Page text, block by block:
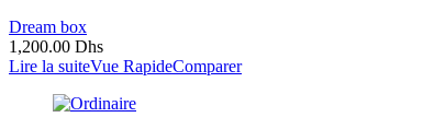
Dream box
1,200.00 Dhs
Lire la suiteVue RapideComparer